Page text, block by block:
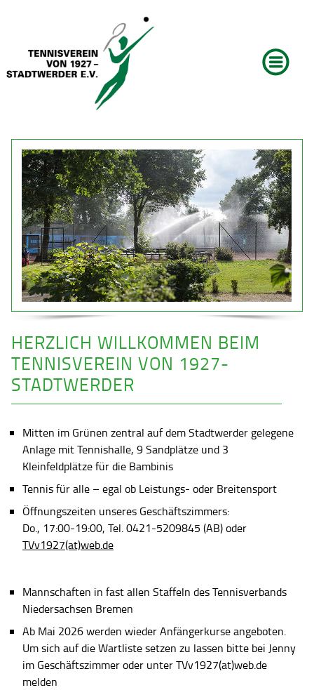
HERZLICH WILLKOMMEN BEIM
TENNISVEREIN VON 1927-
STADTWERDER
Mitten im Grünen zentral auf dem Stadtwerder gelegene
Anlage mit Tennishalle, 9 Sandplätze und 3
Kleinfeldplätze für die Bambinis
Tennis für alle – egal ob Leistungs- oder Breitensport
Öffnungszeiten unseres Geschäftszimmers:
Do., 17:00-19:00, Tel. 0421-5209845 (AB) oder
TVv1927(at)web.de
Mannschaften in fast allen Staffeln des Tennisverbands
Niedersachsen Bremen
Ab Mai 2026 werden wieder Anfängerkurse angeboten.
Um sich auf die Wartliste setzen zu lassen bitte bei Jenny
im Geschäftszimmer oder unter TVv1927(at)web.de
melden